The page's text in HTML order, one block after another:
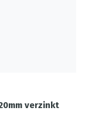
verzinkt